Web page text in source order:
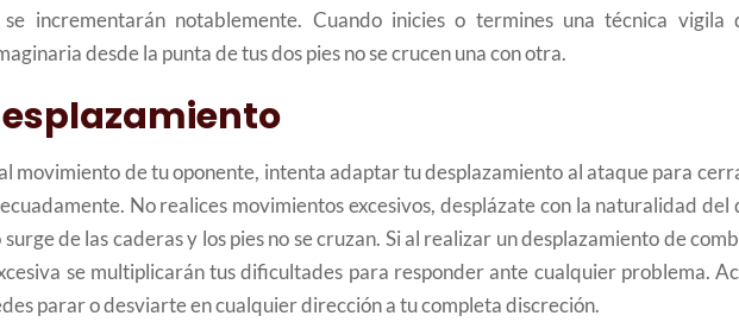
incrementarán notablemente. Cuando inicies o termines una técnica vigila
desde la punta de tus dos pies no se crucen una con otra.
movimiento de tu oponente, intenta adaptar tu desplazamiento al ataque para
No realices movimientos excesivos, desplázate con la naturalidad del
de las caderas y los pies no se cruzan. Si al realizar un desplazamiento de
se multiplicarán tus dificultades para responder ante cualquier problema.
parar o desviarte en cualquier dirección a tu completa discreción.